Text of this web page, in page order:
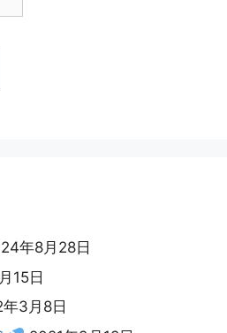
年8月28日
15日
3月8日